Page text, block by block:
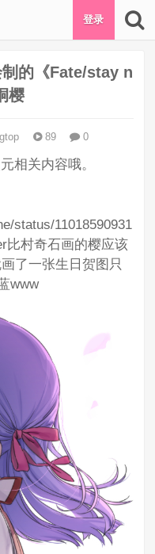
登录
制的《Fate/stay n
樱
89 0
相关内容哦。
status/11018590931
比村奇石画的樱应该
了一张生日贺图只
www